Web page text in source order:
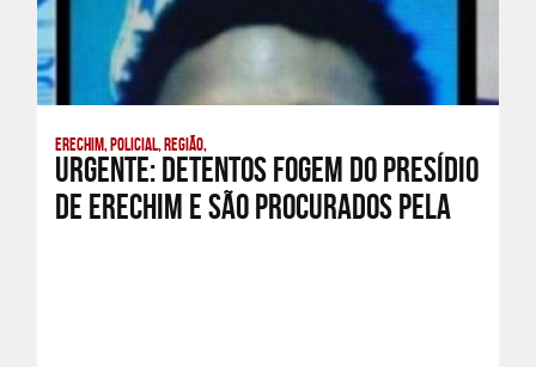
Erechim, Policial, Região,
Urgente: Detentos fogem do presídio
de Erechim e são procurados pela